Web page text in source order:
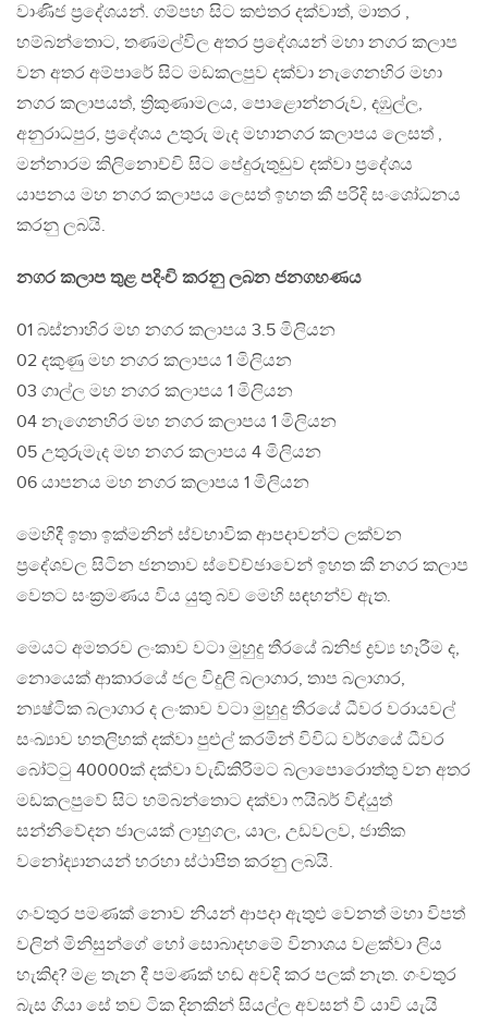
වාණිජ ප්‍රදේශයන්. ගම්පහ සිට කළුතර දක්වාත්, මාතර ,
හම්බන්තොට, තණමල්විල අතර ප්‍රදේශයන් මහා නගර කලාප
වන අතර අම්පාරේ සිට මඩකලපුව දක්වා නැගෙනහිර මහා
නගර කලාපයත්, ත්‍රිකුණාමලය, පොළොන්නරුව, දඹුල්ල,
අනුරාධපුර, ප්‍රදේශය උතුරු මැද මහානගර කලාපය ලෙසත් ,
මන්නාරම කිලිනොච්චි සිට පේදුරුතුඩුව දක්වා ප්‍රදේශය
යාපනය මහ නගර කලාපය ලෙසත් ඉහත කී පරිදි සංශෝධනය
කරනු ලබයි.
නගර කලාප තුළ පදිංචි කරනු ලබන ජනගහණය
01 බස්නාහිර මහ නගර කලාපය 3.5 මිලියන
02 දකුණු මහ නගර කලාපය 1 මිලියන
03 ගාල්ල මහ නගර කලාපය 1 මිලියන
04 නැගෙනහිර මහ නගර කලාපය 1 මිලියන
05 උතුරුමැද මහ නගර කලාපය 4 මිලියන
06 යාපනය මහ නගර කලාපය 1 මිලියන
මෙහිදී ඉතා ඉක්මනින් ස්වභාවික ආපදාවන්ට ලක්වන
ප්‍රදේශවල සිටින ජනතාව ස්වේච්ඡාවෙන් ඉහත කී නගර කලාප
වෙතට සංක්‍රමණය විය යුතු බව මෙහි සඳහන්ව ඇත.
මෙයට අමතරව ලංකාව වටා මුහුදු තීරයේ ඛනිජ ද්‍රව්‍ය හෑරීම ද,
නොයෙක් ආකාරයේ ජල විදුලි බලාගාර, තාප බලාගාර,
න්‍යෂ්ටික බලාගාර ද ලංකාව වටා මුහුදු තීරයේ ධීවර වරායවල්
සංඛ්‍යාව හතලිහක් දක්වා පුළුල් කරමින් විවිධ වර්ගයේ ධීවර
බෝට්ටු 40000ක් දක්වා වැඩිකිරිමට බලාපොරොත්තු වන අතර
මඩකලපුවේ සිට හම්බන්තොට දක්වා ෆයිබර් විද්යුත්
සන්නිවේදන ජාලයක් ලාහුගල, යාල, උඩවලව, ජාතික
වනෝද්‍යානයන් හරහා ස්ථාපිත කරනු ලබයි.
ගංවතුර පමණක් නොව නියන් ආපදා ඇතුළු වෙනත් මහා විපත්
වලින් මිනිසුන්ගේ හෝ සොබාදහමේ විනාශය වළක්වා ලිය
හැකිද? මළ තැන දී පමණක් හඬ අවදි කර පලක් නැත. ගංවතුර
බැස ගියා සේ තව ටික දිනකින් සියල්ල අවසන් වී යාවි යැයි